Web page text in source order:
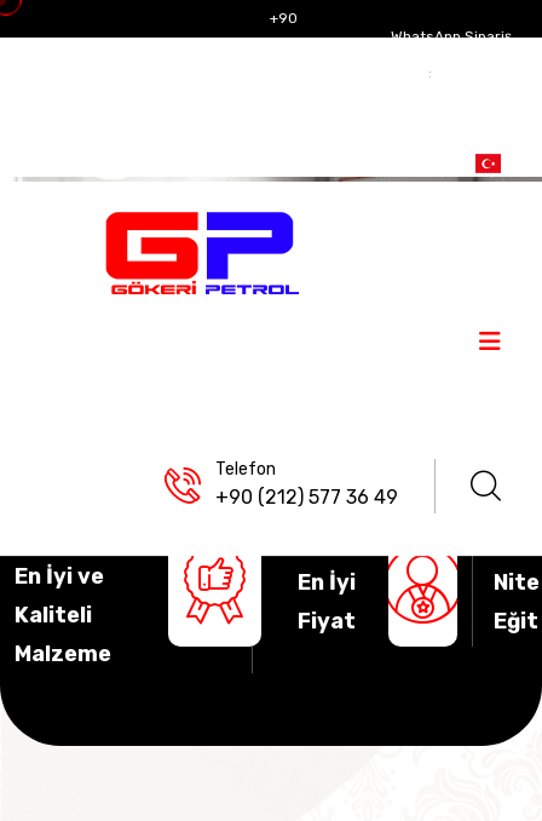
+90
WhatsApp Sipariş
:
Telefon
+90 (212) 577 36 49
En İyi ve
Kaliteli
Malzeme
En İyi
Fiyat